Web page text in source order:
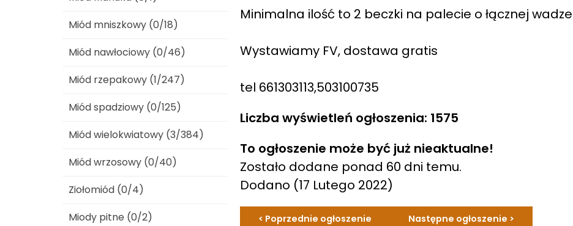
Minimalna ilość to 2 beczki na palecie o łącznej
Wystawiamy FV, dostawa gratis
tel 661303113,503100735
Liczba wyświetleń ogłoszenia: 1575
To ogłoszenie może być już nieaktualne!
Zostało dodane ponad 60 dni temu.
Dodano (17 Lutego 2022)
< Poprzednie ogłoszenie Następne ogłoszenie >
Miód mniszkowy (0/18)
Miód nawłociowy (0/46)
Miód rzepakowy (1/247)
Miód spadziowy (0/125)
Miód wielokwiatowy (3/384)
Miód wrzosowy (0/40)
Ziołomiód (0/4)
Miody pitne (0/2)